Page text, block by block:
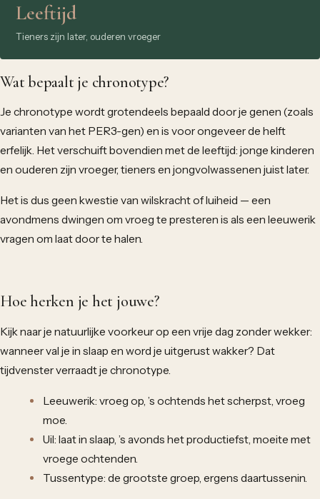
Leeftijd
Tieners zijn later, ouderen vroeger
Wat bepaalt je chronotype?
Je chronotype wordt grotendeels bepaald door je genen (zoals
varianten van het PER3-gen) en is voor ongeveer de helft
erfelijk. Het verschuift bovendien met de leeftijd: jonge kinderen
en ouderen zijn vroeger, tieners en jongvolwassenen juist later.
Het is dus geen kwestie van wilskracht of luiheid — een
avondmens dwingen om vroeg te presteren is als een leeuwerik
vragen om laat door te halen.
Hoe herken je het jouwe?
Kijk naar je natuurlijke voorkeur op een vrije dag zonder wekker:
wanneer val je in slaap en word je uitgerust wakker? Dat
tijdvenster verraadt je chronotype.
Leeuwerik: vroeg op, ’s ochtends het scherpst, vroeg
moe.
Uil: laat in slaap, ’s avonds het productiefst, moeite met
vroege ochtenden.
Tussentype: de grootste groep, ergens daartussenin.